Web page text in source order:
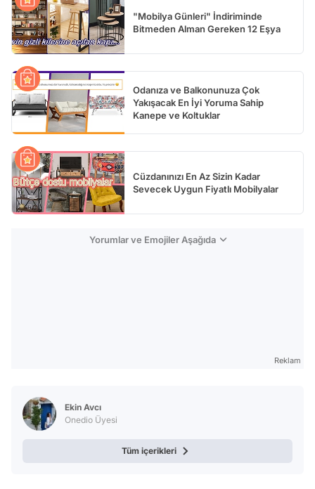
"Mobilya Günleri" İndiriminde
Bitmeden Alman Gereken 12 Eşya
Odanıza ve Balkonunuza Çok
Yakışacak En İyi Yoruma Sahip
Kanepe ve Koltuklar
Cüzdanınızı En Az Sizin Kadar
Sevecek Uygun Fiyatlı Mobilyalar
Yorumlar ve Emojiler Aşağıda
Reklam
Ekin Avcı
Onedio Üyesi
Tüm içerikleri